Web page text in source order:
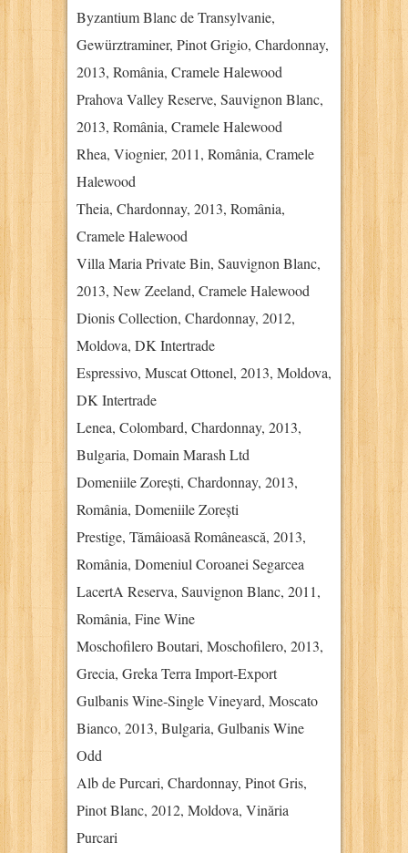
Byzantium Blanc de Transylvanie,
Gewürztraminer, Pinot Grigio, Chardonnay,
2013, România, Cramele Halewood
Prahova Valley Reserve, Sauvignon Blanc,
2013, România, Cramele Halewood
Rhea, Viognier, 2011, România, Cramele
Halewood
Theia, Chardonnay, 2013, România,
Cramele Halewood
Villa Maria Private Bin, Sauvignon Blanc,
2013, New Zeeland, Cramele Halewood
Dionis Collection, Chardonnay, 2012,
Moldova, DK Intertrade
Espressivo, Muscat Ottonel, 2013, Moldova,
DK Intertrade
Lenea, Colombard, Chardonnay, 2013,
Bulgaria, Domain Marash Ltd
Domeniile Zorești, Chardonnay, 2013,
România, Domeniile Zorești
Prestige, Tămâioasă Românească, 2013,
România, Domeniul Coroanei Segarcea
LacertA Reserva, Sauvignon Blanc, 2011,
România, Fine Wine
Moschofilero Boutari, Moschofilero, 2013,
Grecia, Greka Terra Import-Export
Gulbanis Wine-Single Vineyard, Moscato
Bianco, 2013, Bulgaria, Gulbanis Wine
Odd
Alb de Purcari, Chardonnay, Pinot Gris,
Pinot Blanc, 2012, Moldova, Vinăria
Purcari